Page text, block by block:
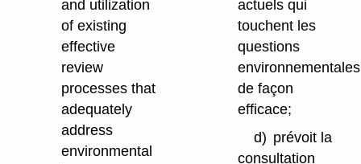
and utilization
of existing
effective
review
processes that
adequately
address
environmental
actuels qui
touchent les
questions
environnementales
de façon
efficace;
d) prévoit la
consultation